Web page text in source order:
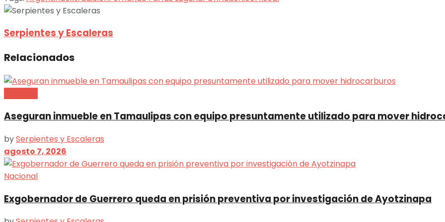
Serpientes y Escaleras
Relacionados
Aseguran inmueble en Tamaulipas con equipo presuntamente utilizado para mover
bySerpientes y Escaleras
agosto 7, 2026
Nacional
Exgobernador de Guerrero queda en prisión preventiva por investigación de Ayotzinapa